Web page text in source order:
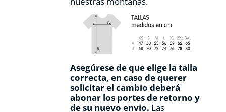
Asegúrese de que elige la talla
correcta, en caso de querer
solicitar el cambio deberá
abonar los portes de retorno y
de su nuevo envio. Las